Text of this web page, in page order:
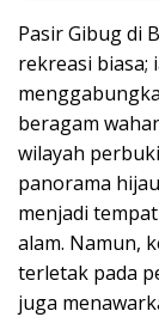
Pasir Gibug di
rekreasi biasa;
beragam
wilayah
panorama
menjadi
alam. Namun,
terletak pada
juga